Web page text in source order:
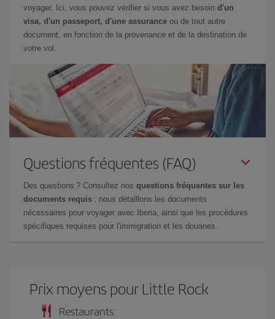
voyager. Ici, vous pouvez vérifier si vous avez besoin d'un
visa, d'un passeport, d'une assurance ou de tout autre
document, en fonction de la provenance et de la destination de
votre vol.
Questions fréquentes (FAQ)
Des questions ? Consultez nos questions fréquentes sur les
documents requis : nous détaillons les documents
nécessaires pour voyager avec Iberia, ainsi que les procédures
spécifiques requises pour l'immigration et les douanes.
Prix ​​moyens pour Little Rock
Restaurants